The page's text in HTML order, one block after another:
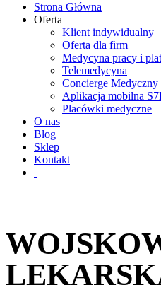
Strona Główna
Oferta
Klient indywidualny
Oferta dla firm
Medycyna pracy i
Telemedycyna
Concierge Medyczny
Aplikacja mobilna
Placówki medyczne
O nas
Blog
Sklep
Kontakt